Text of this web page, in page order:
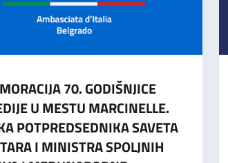
70. GODIŠNJICE
U MESTU MARCINELLE.
POTPREDSEDNIKA SAVETA
I MINISTRA SPOLJNIH